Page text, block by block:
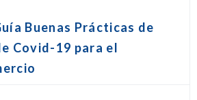
Buenas Prácticas de
Covid-19 para el